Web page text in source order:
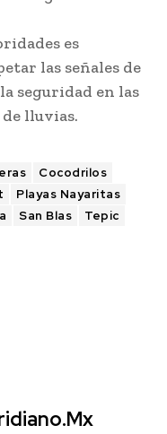
es
las señales de
seguridad en las
lluvias.
Cocodrilos
Playas Nayaritas
San Blas Tepic